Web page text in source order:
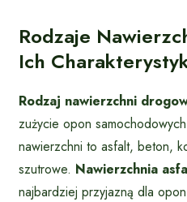
Rodzaje
Ich
Rodzaj nawierzchni
zużycie opon
nawierzchni to asfalt, beton,
szutrowe. Nawierzchnia
najbardziej przyjazną dla